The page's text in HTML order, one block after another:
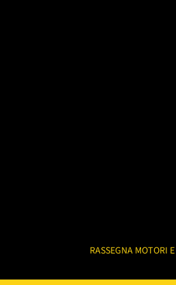
RASSEGNA MOTORI